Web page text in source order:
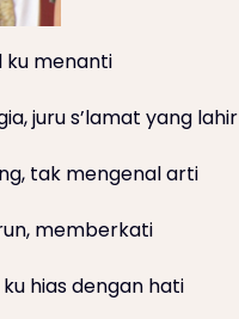
ku menanti
juru s’lamat yang lahir
tak mengenal arti
memberkati
hias dengan hati